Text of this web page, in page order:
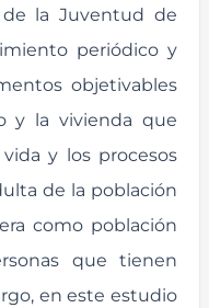
de la Juventud de
periódico y
objetivables
y la vivienda que
y los procesos
de la población
como población
que tienen
en este estudio